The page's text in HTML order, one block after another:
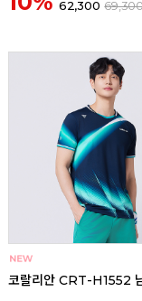
62,300
코랄리안 CRT-H1552